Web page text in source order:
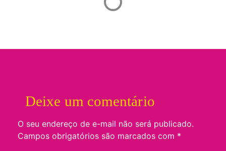
Deixe um comentário
O seu endereço de e-mail não será publicado.
Campos obrigatórios são marcados com *